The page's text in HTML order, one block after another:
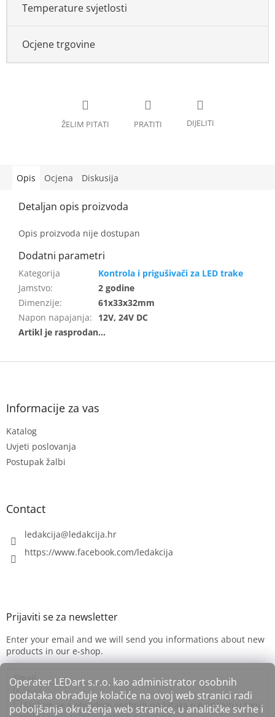
Operater LEDart s.r.o. kao administrator osobnih
podataka obrađuje kolačiće na ovoj web stranici radi
poboljšanja okruženja web stranice, u analitičke svrhe i
Temperature svjetlosti
Ocjene trgovine
Opis Ocjena Diskusija
Opis proizvoda nije dostupan
Kontrola i prigušivači za LED trake
Jamstvo:
2 godine
Dimenzije:
61x33x32mm
Napon napajanja: 12V, 24V DC
F
Informacije za vas
Katalog
Uvjeti poslovanja
Postupak žalbi
Contact
ledakcija@ledakcija.hr
https://www.facebook.com/ledakcija
Enter your email and we will send you informations about new
products in our e-shop.
Email
Slažem se s obradom osobnih podataka navedenih u tom